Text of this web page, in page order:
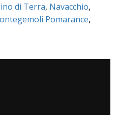
di Terra, Navacchio,
Pomarance,